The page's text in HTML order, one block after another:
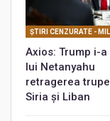
ŞTIRI CENZURATE -
Axios: Trump i-
lui Netanyahu
retragerea
Siria și Liban